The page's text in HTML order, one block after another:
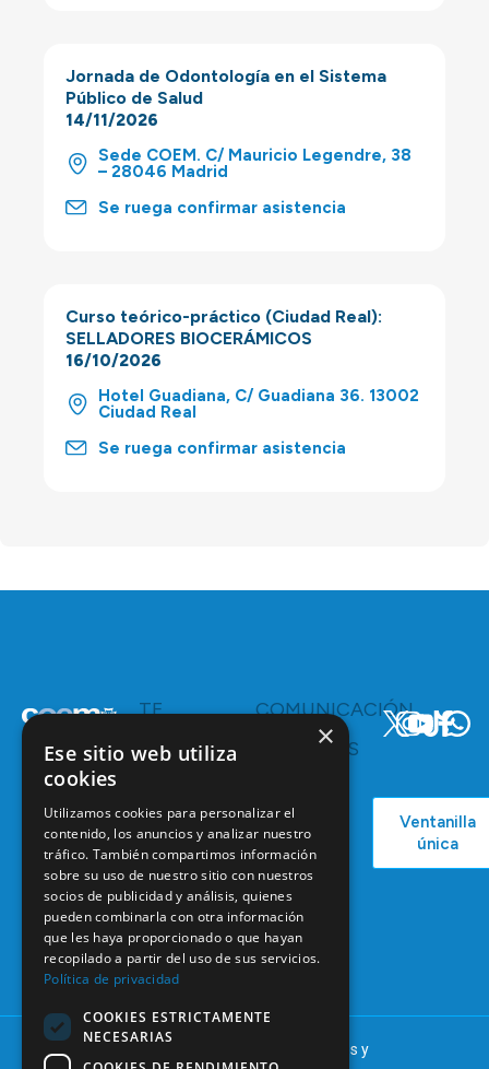
Jornada de Odontología en el Sistema
Público de Salud
14/11/2026
Sede COEM. C/ Mauricio Legendre, 38
– 28046 Madrid
Se ruega confirmar asistencia
Curso teórico-práctico (Ciudad Real):
SELLADORES BIOCERÁMICOS
16/10/2026
Hotel Guadiana, C/ Guadiana 36. 13002
Ciudad Real
Se ruega confirmar asistencia
C/ Mauricio
Legendre,
28046
Madrid
91 561 29 05
informacion@coem.org.es
TE
Servicios y
Bolsa de
Empleo
Formación
Continuada
Tablón de
anuncios
COMUNICACIÓN
RECURSOS
Podcast
Actualidad
Ventanilla
única
© 2025 – COEM – Colegio Oficial de Odontólogos y
×
Ese sitio web utiliza
cookies
Utilizamos cookies para personalizar el
contenido, los anuncios y analizar nuestro
tráfico. También compartimos información
sobre su uso de nuestro sitio con nuestros
socios de publicidad y análisis, quienes
pueden combinarla con otra información
que les haya proporcionado o que hayan
recopilado a partir del uso de sus servicios.
Política de privacidad
COOKIES ESTRICTAMENTE
NECESARIAS